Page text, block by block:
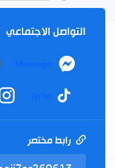
الأحكام والشروط
التواصل الاجتماعي
Messenger
TikTok
رابط مختصر